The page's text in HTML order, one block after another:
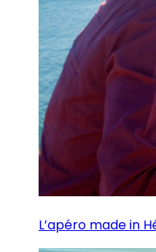
L’apéro made in